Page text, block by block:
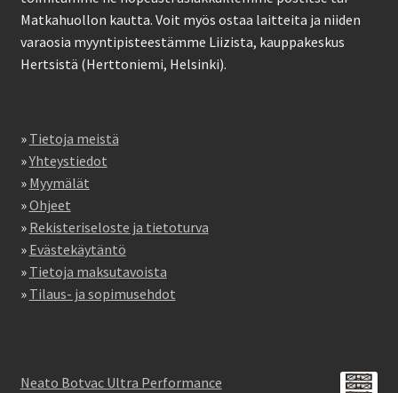
Matkahuollon kautta. Voit myös ostaa laitteita ja niiden
varaosia myyntipisteestämme Liizista, kauppakeskus
Hertsistä (Herttoniemi, Helsinki).
» Tietoja meistä
»Yhteystiedot
» Myymälät
»Ohjeet
» Rekisteriseloste ja tietoturva
» Evästekäytäntö
» Tietoja maksutavoista
» Tilaus- ja sopimusehdot
Neato Botvac Ultra Performance